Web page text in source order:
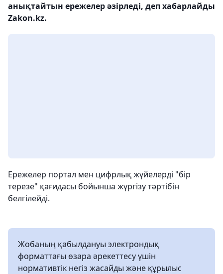
анықтайтын ережелер әзірледі, деп хабарлайды
Zakon.kz.
Ережелер портал мен цифрлық жүйелерді "бір
терезе" қағидасы бойынша жүргізу тәртібін
белгілейді.
Жобаның қабылдануы электрондық
форматтағы өзара әрекеттесу үшін
нормативтік негіз жасайды және құрылыс